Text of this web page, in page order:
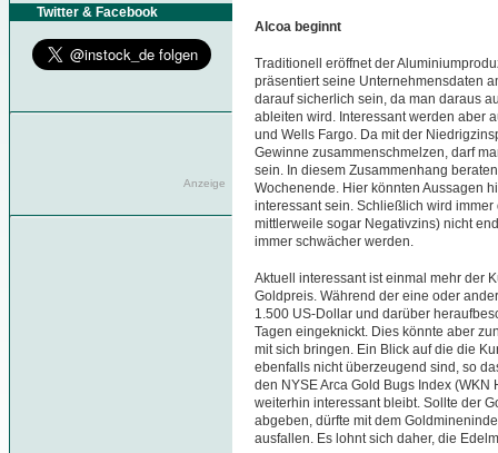
Twitter & Facebook
Anzeige
Alcoa beginnt
Traditionell eröffnet der
präsentiert seine Unternehmensdaten
darauf sicherlich sein, da man daraus
ableiten wird. Interessant werden aber
und Wells Fargo. Da mit der
Gewinne zusammenschmelzen, darf
sein. In diesem Zusammenhang
Wochenende. Hier könnten Aussagen
interessant sein. Schließlich wird
mittlerweile sogar Negativzins) nicht
immer schwächer werden.
Aktuell interessant ist einmal mehr der
Goldpreis. Während der eine oder
1.500 US-Dollar und darüber
Tagen eingeknickt. Dies könnte aber
mit sich bringen. Ein Blick auf die die
ebenfalls nicht überzeugend sind, so
den NYSE Arca Gold Bugs Index
weiterhin interessant bleibt. Sollte der
abgeben, dürfte mit dem
ausfallen. Es lohnt sich daher, die